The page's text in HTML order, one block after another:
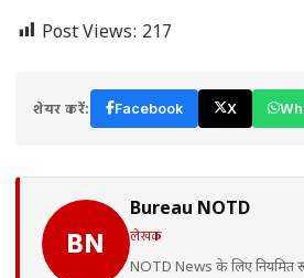
Post Views: 217
शेयर करें: Facebook X
BN
Bureau NOTD
लेखक
NOTD News के लिए नियमित